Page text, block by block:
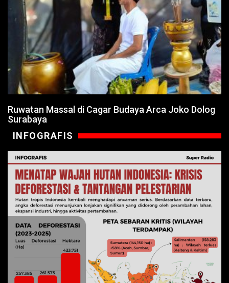
Ruwatan Massal di Cagar Budaya Arca Joko Dolog
Surabaya
INFOGRAFIS